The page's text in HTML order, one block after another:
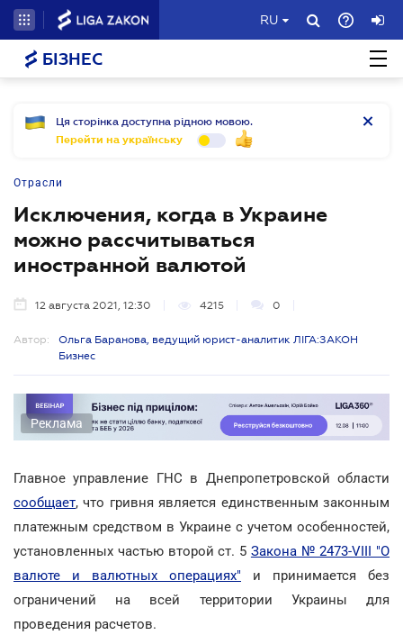
RU
БІЗНЕС
Ця сторінка доступна рідною мовою.
Перейти на українську
Отрасли
Исключения, когда в Украине
можно рассчитываться
иностранной валютой
12 августа 2021, 12:30 4215 0
Автор:
Ольга Баранова, ведущий юрист-аналитик ЛІГА:ЗАКОН
Бизнес
Реклама
Главное управление ГНС в Днепропетровской области
сообщает, что гривня является единственным законным
платежным средством в Украине с учетом особенностей,
установленных частью второй ст. 5 Закона № 2473-VIII "О
валюте и валютных операциях" и принимается без
ограничений на всей территории Украины для
проведения расчетов.